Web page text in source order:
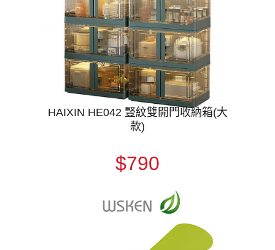
HAIXIN HE042 豎紋雙開門收納箱(大
款)
$790